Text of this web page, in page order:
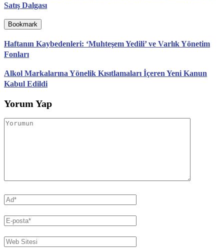
Satış Dalgası
Bookmark
Haftanın Kaybedenleri: ‘Muhteşem Yedili’ ve Varlık Yönetim
Fonları
Alkol Markalarına Yönelik Kısıtlamaları İçeren Yeni Kanun
Kabul Edildi
Yorum Yap